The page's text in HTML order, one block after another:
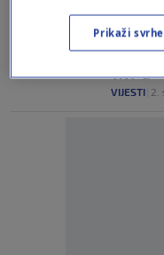
VIJESTI|
TNT-u
VIJESTI 2.
Prikaži svrhe